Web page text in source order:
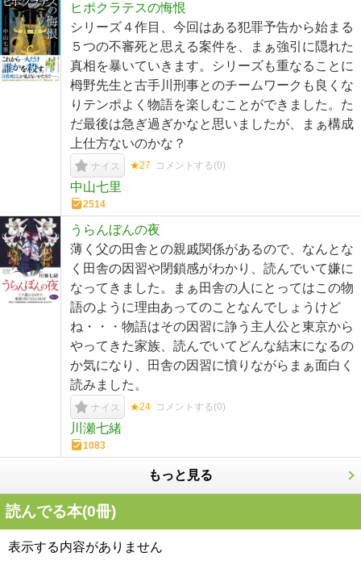
ヒポクラテスの悔恨
シリーズ４作目、今回はある犯罪予告から始まる
５つの不審死と思える案件を、まぁ強引に隠れた
真相を暴いていきます。シリーズも重なることに
栂野先生と古手川刑事とのチームワークも良くな
りテンポよく物語を楽しむことができました。た
だ最後は急ぎ過ぎかなと思いましたが、まぁ構成
上仕方ないのかな？
ナイス ★27 コメントする(0)
中山七里
2514
うらんぼんの夜
薄く父の田舎との親戚関係があるので、なんとな
く田舎の因習や閉鎖感がわかり、読んでいて嫌に
なってきました。まぁ田舎の人にとってはこの物
語のように理由あってのことなんでしょうけど
ね・・・物語はその因習に諍う主人公と東京から
やってきた家族、読んでいてどんな結末になるの
か気になり、田舎の因習に憤りながらまぁ面白く
読みました。
ナイス ★24 コメントする(0)
川瀬七緒
1083
もっと見る
読んでる本(0冊)
表示する内容がありません